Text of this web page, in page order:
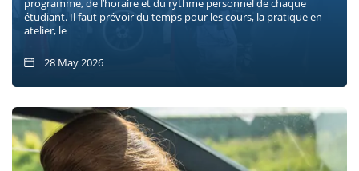
programme, de l’horaire et du rythme personnel de chaque
étudiant. Il faut prévoir du temps pour les cours, la pratique en
atelier, le
28 May 2026